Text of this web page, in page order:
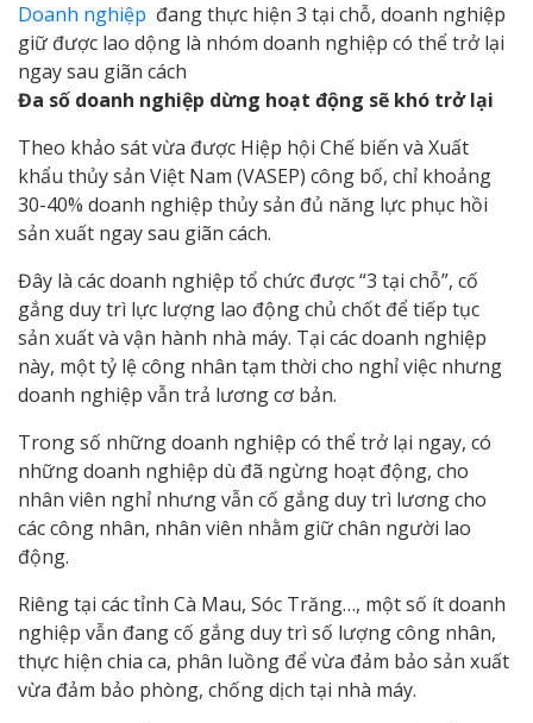
Doanh nghiệp đang thực hiện 3 tại chỗ, doanh nghiệp
giữ được lao dộng là nhóm doanh nghiệp có thể trở lại
ngay sau giãn cách
Đa số doanh nghiệp dừng hoạt động sẽ khó trở lại
Theo khảo sát vừa được Hiệp hội Chế biến và Xuất
khẩu thủy sản Việt Nam (VASEP) công bố, chỉ khoảng
30-40% doanh nghiệp thủy sản đủ năng lực phục hồi
sản xuất ngay sau giãn cách.
Đây là các doanh nghiệp tổ chức được “3 tại chỗ”, cố
gắng duy trì lực lượng lao động chủ chốt để tiếp tục
sản xuất và vận hành nhà máy. Tại các doanh nghiệp
này, một tỷ lệ công nhân tạm thời cho nghỉ việc nhưng
doanh nghiệp vẫn trả lương cơ bản.
Trong số những doanh nghiệp có thể trở lại ngay, có
những doanh nghiệp dù đã ngừng hoạt động, cho
nhân viên nghỉ nhưng vẫn cố gắng duy trì lương cho
các công nhân, nhân viên nhằm giữ chân người lao
động.
Riêng tại các tỉnh Cà Mau, Sóc Trăng…, một số ít doanh
nghiệp vẫn đang cố gắng duy trì số lượng công nhân,
thực hiện chia ca, phân luồng để vừa đảm bảo sản xuất
vừa đảm bảo phòng, chống dịch tại nhà máy.